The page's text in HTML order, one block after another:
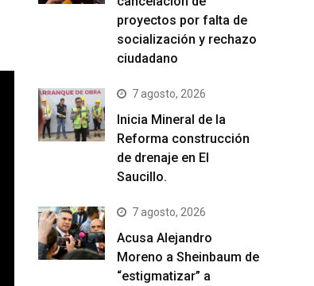
proyectos por falta de
socialización y rechazo
ciudadano
7 agosto, 2026
Inicia Mineral de la
Reforma construcción
de drenaje en El
Saucillo.
7 agosto, 2026
Acusa Alejandro
Moreno a Sheinbaum de
“estigmatizar” a